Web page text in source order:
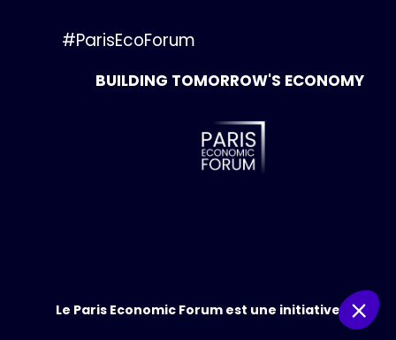
BUILDING TOMORROW'S ECONOMY
#ParisEcoForum
Le Paris Economic Forum est une initiative